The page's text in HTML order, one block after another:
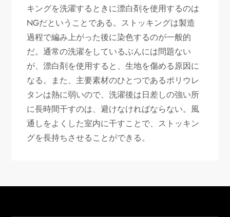
キングを洗濯するときに漂白剤を使用するのは
NGだということである。ストッキングは製造
過程で編み上がった後に染色するのが一般的
だ。通常の洗濯をしているぶんには問題ない
が、漂白剤を使用すると、生地を傷める原因に
なる。また、主要素材のひとつであるポリウレ
タンは熱に弱いので、洗濯後は日差しの強い所
に長時間干すのは、避けなければならない。風
通しをよくした室内に干すことで、ストッキン
グを長持ちさせることができる。